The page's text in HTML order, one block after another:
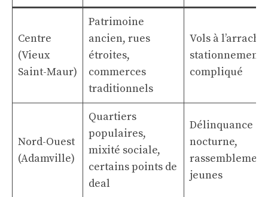
Centre
(Vieux
Saint-Maur)
Patrimoine
ancien, rues
étroites,
commerces
traditionnels
Vols à l’arraché,
stationnement
compliqué
Nord-Ouest
(Adamville)
Quartiers
populaires,
mixité sociale,
certains points de
deal
Délinquance
nocturne,
jeunes